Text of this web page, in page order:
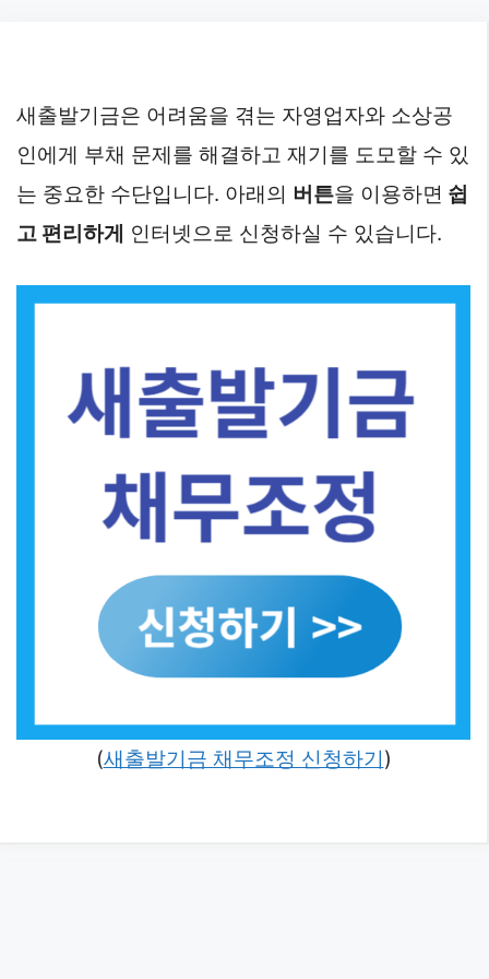
새출발기금은 어려움을 겪는 자영업자와 소상공
인에게 부채 문제를 해결하고 재기를 도모할 수 있
는 중요한 수단입니다. 아래의 버튼을 이용하면 쉽
고 편리하게 인터넷으로 신청하실 수 있습니다.
(새출발기금 채무조정 신청하기)